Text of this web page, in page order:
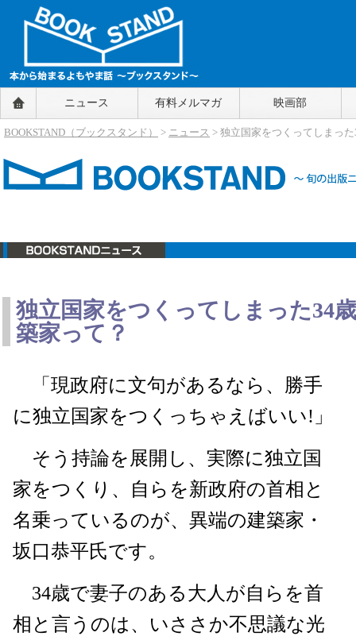
BOOKSTAND（ブックスタンド）
～本から始まるよもやま話～
BOOKSTAND（ブ
ニュース 有料メルマガ 映画部
BOOKSTAND（ブックスタンド） > ニュース > 独立国家をつくってしまっ
独立国家をつくってしまった34
築家って？
「現政府に文句があるなら、勝手
に独立国家をつくっちゃえばいい!」
そう持論を展開し、実際に独立国
家をつくり、自らを新政府の首相と
名乗っているのが、異端の建築家・
坂口恭平氏です。
34歳で妻子のある大人が自らを首
相と言うのは、いささか不思議な光